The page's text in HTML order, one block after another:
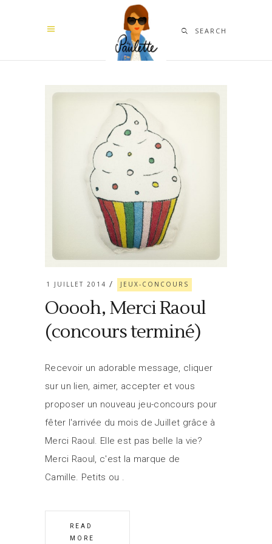
SEARCH
1 JUILLET 2014 JEUX-CONCOURS
Ooooh, Merci Raoul
(concours terminé)
Recevoir un adorable message, cliquer
sur un lien, aimer, accepter et vous
proposer un nouveau jeu-concours pour
fêter l'arrivée du mois de Juillet grâce à
Merci Raoul. Elle est pas belle la vie?
Merci Raoul, c'est la marque de
Camille. Petits ou
READ
MORE